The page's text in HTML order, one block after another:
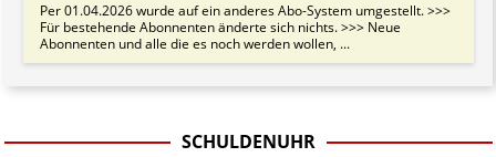
Per 01.04.2026 wurde auf ein anderes Abo-System umgestellt. >>>
Für bestehende Abonnenten änderte sich nichts. >>> Neue
Abonnenten und alle die es noch werden wollen, ...
SCHULDENUHR